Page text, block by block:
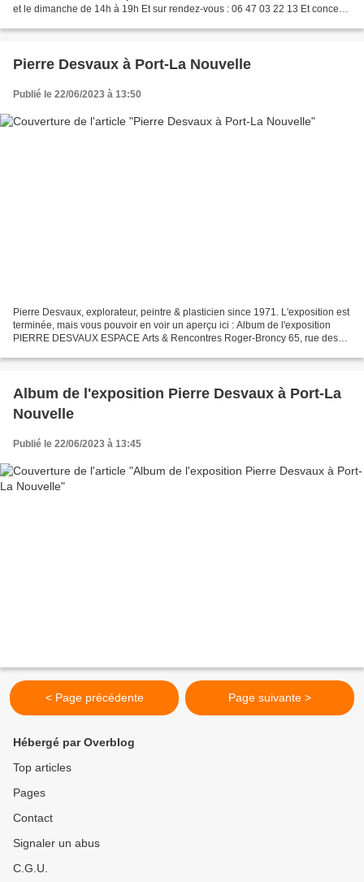
et le dimanche de 14h à 19h Et sur rendez-vous : 06 47 03 22 13 Et concerts
Pierre Desvaux à Port-La Nouvelle
Publié le 22/06/2023 à 13:50
Pierre Desvaux, explorateur, peintre & plasticien since 1971. L'exposition est
terminée, mais vous pouvoir en voir un aperçu ici : Album de l'exposition
PIERRE DESVAUX ESPACE Arts & Rencontres Roger-Broncy 65, rue des
Album de l'exposition Pierre Desvaux à Port-La
Nouvelle
Publié le 22/06/2023 à 13:45
< Page précédente Page suivante >
Hébergé par Overblog
Top articles
Pages
Contact
Signaler un abus
C.G.U.